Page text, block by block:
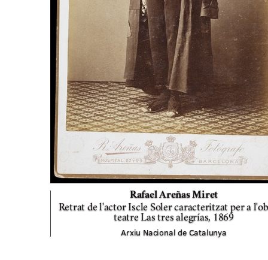
Rafael Areñas Miret
Retrat de l'actor Iscle Soler caracteritzat per a
teatre Las tres alegrías, 1869
Arxiu Nacional de Catalunya